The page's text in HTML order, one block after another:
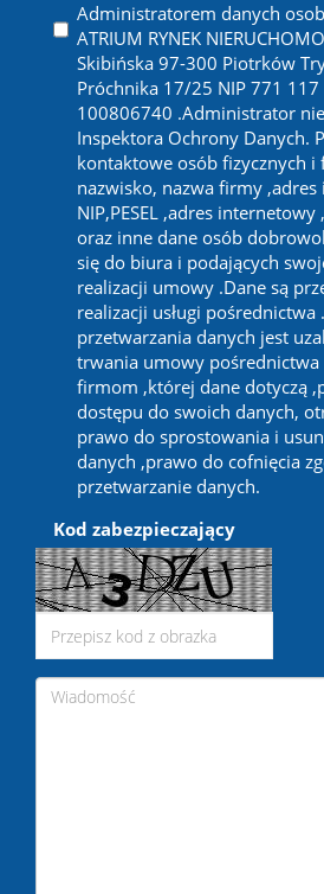
Administratorem danych
ATRIUM RYNEK
Skibińska 97-300 Piotrków
Próchnika 17/25 NIP 771 117
100806740 .Administrator nie
Inspektora Ochrony Danych.
kontaktowe osób fizycznych i
nazwisko, nazwa firmy ,adres
NIP,PESEL ,adres
oraz inne dane osób
się do biura i podających
realizacji umowy .Dane są
realizacji usługi pośrednictwa
przetwarzania danych jest
trwania umowy pośrednictwa
firmom ,której dane dotyczą
dostępu do swoich danych,
prawo do sprostowania i
danych ,prawo do cofnięcia
przetwarzanie danych.
Kod zabezpieczający